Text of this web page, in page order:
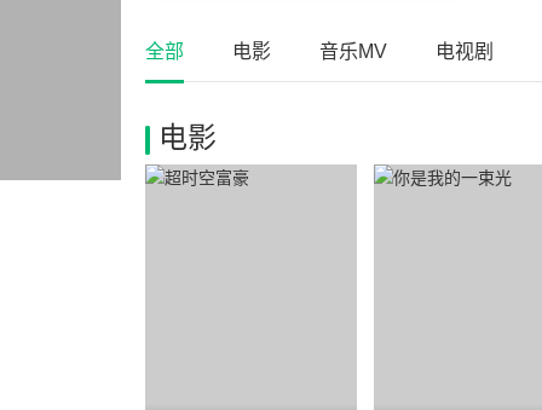
全部 电影 音乐MV 电视剧
电影